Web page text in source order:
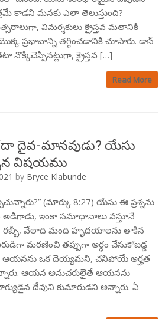
కాడని మనకు ఎలా తెలుస్తుంది?
విమర్శకులు క్రైస్తవ మతానికి
ప్రభావాన్ని తగ్గించడానికి చూసారు. డాన్
నొక్కిచెప్పినట్లుగా, క్రైస్తవ […]
Read More
దైవ-మానవుడు? యేసు
విషయము
by Bryce Klabunde
(మార్కు 8:27) యేసు ఈ ప్రశ్నను
అడిగాడు, ఇంకా సమాధానాలు వస్తూనే
రబ్బీ, వేలాది మంది హృదయాలను తాకిన
మరణించి తప్పుగా అర్ధం చేసుకోబడ్డ
ఆయనను ఒక దెయ్యమని, చనిపోయే అర్హత
ఆయన అనుచరులైతే ఆయనను
దేవుని కుమారుడని అన్నారు. ఏ